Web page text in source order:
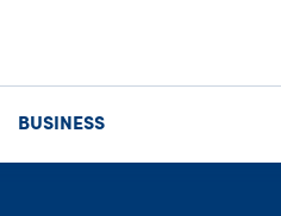
BUSINESS